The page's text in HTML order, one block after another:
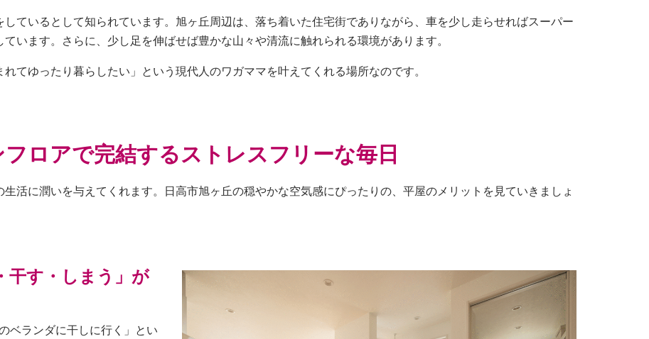
ているとして知られています。旭ヶ丘周辺は、落ち着いた住宅街でありながら、車を少し走らせればスーパー
います。さらに、少し足を伸ばせば豊かな山々や清流に触れられる環境があります。
てゆったり暮らしたい」という現代人のワガママを叶えてくれる場所なのです。
ロアで完結するストレスフリーな毎日
生活に潤いを与えてくれます。日高市旭ヶ丘の穏やかな空気感にぴったりの、平屋のメリットを見ていきましょ
干す・しまう」が
ベランダに干しに行く」とい